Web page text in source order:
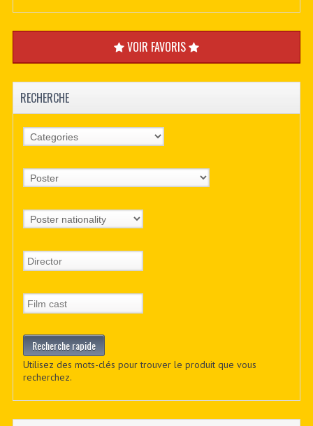
VOIR FAVORIS
RECHERCHE
Utilisez des mots-clés pour trouver le produit que vous
recherchez.